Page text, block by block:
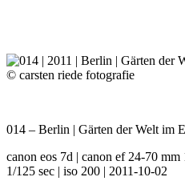
014 – Berlin | Gärten der Welt im
canon eos 7d | canon ef 24-70
1/125 sec | iso 200 | 2011-10-02